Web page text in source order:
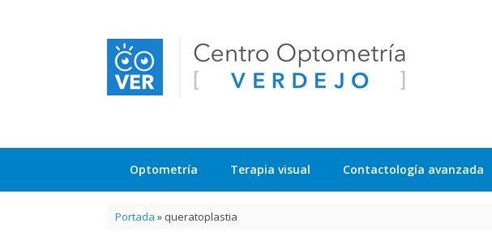
Optometría Terapia visual Contactología avanzada
Portada » queratoplastia